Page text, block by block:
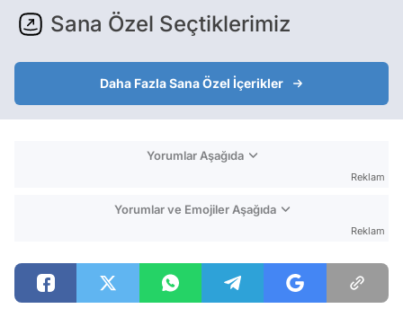
Sana Özel Seçtiklerimiz
Daha Fazla Sana Özel İçerikler
Yorumlar Aşağıda
Reklam
Yorumlar ve Emojiler Aşağıda
Reklam